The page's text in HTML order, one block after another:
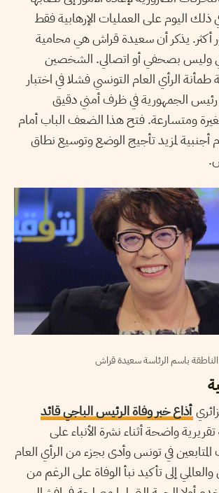
في ذلك اليوم على العمليات الإرهابية فقط
أكثر. يذكر أن سعيدة قراش هي محامية
وليس بصحفي أو اتصالي. الشخصين
طمأنة الرأي العام التونسي فشلا في اختبار
رئيس الجمهورية في ظرف أمني دقيق
ومتسارعة. فتح هذا الضعف الباب أمام
لمزيد تأجيج الوضع وتوسيع نطاق
الناطقة باسم الرئاسة سعيدة قراش
أذاع خبر وفاة الرئيس الباجي قائد
واضحة أثناء نشرة الأنباء على
المتابعين في تونس وأدى بجزء من الرأي العام
إلى تأكيد نبأ الوفاة على الرغم من